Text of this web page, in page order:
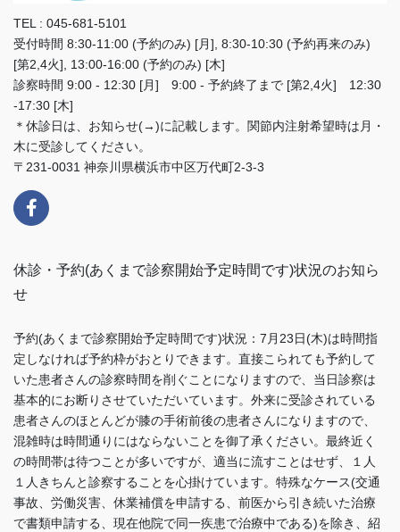
TEL : 045-681-5101
受付時間 8:30-11:00 (予約のみ) [月], 8:30-10:30 (予約再来のみ)
[第2,4火], 13:00-16:00 (予約のみ) [木]
診察時間 9:00 - 12:30 [月] 9:00 - 予約終了まで [第2,4火] 12:30
-17:30 [木]
＊休診日は、お知らせ(→)に記載します。関節内注射希望時は月・
木に受診してください。
〒231-0031 神奈川県横浜市中区万代町2-3-3
休診・予約(あくまで診察開始予定時間です)状況のお知ら
せ
予約(あくまで診察開始予定時間です)状況：7月23日(木)は時間指
定しなければ予約枠がおとりできます。直接こられても予約して
いた患者さんの診察時間を削ぐことになりますので、当日診察は
基本的にお断りさせていただいています。外来に受診されている
患者さんのほとんどが膝の手術前後の患者さんになりますので、
混雑時は時間通りにはならないことを御了承ください。最終近く
の時間帯は待つことが多いですが、適当に流すことはせず、１人
１人きちんと診察することを心掛けています。特殊なケース(交通
事故、労働災害、休業補償を申請する、前医から引き続いた治療
で書類申請する、現在他院で同一疾患で治療中である)を除き、紹